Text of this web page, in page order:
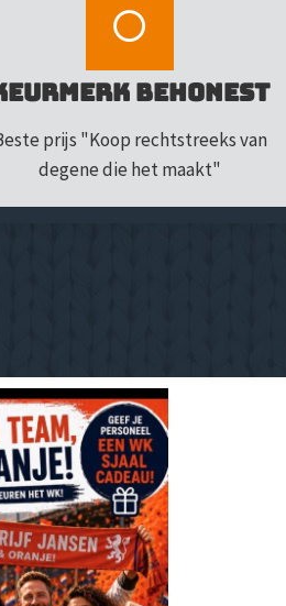
BeHonest
prijs "Koop rechtstreeks van
degene die het maakt"